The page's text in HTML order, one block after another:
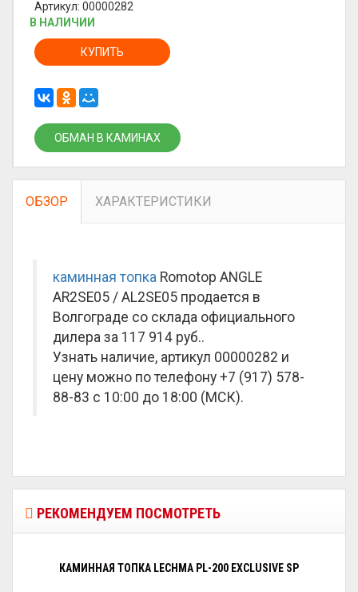
Артикул: 00000282
В НАЛИЧИИ
КУПИТЬ
ОБМАН В КАМИНАХ
ОБЗОР ХАРАКТЕРИСТИКИ
каминная топка Romotop ANGLE
AR2SE05 / AL2SE05 продается в
Волгограде со склада официального
дилера за 117 914 руб..
Узнать наличие, артикул 00000282 и
цену можно по телефону +7 (917) 578-
88-83 с 10:00 до 18:00 (МСК).
РЕКОМЕНДУЕМ ПОСМОТРЕТЬ
КАМИННАЯ ТОПКА LECHMA PL-200 EXCLUSIVE SP